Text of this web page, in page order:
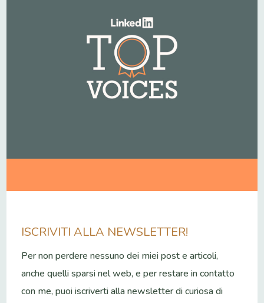
ISCRIVITI ALLA NEWSLETTER!
Per non perdere nessuno dei miei post e articoli,
anche quelli sparsi nel web, e per restare in contatto
con me, puoi iscriverti alla newsletter di curiosa di